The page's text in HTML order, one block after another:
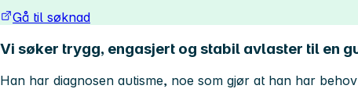
Gå til søknad
Vi søker trygg, engasjert og stabil avlaster til en
Han har diagnosen autisme, noe som gjør at han har